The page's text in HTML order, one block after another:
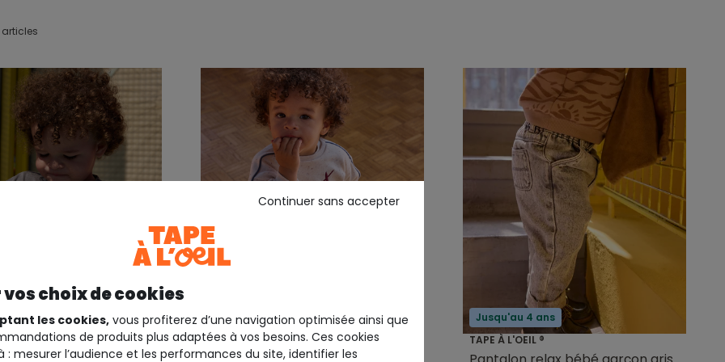
articles
ans
®
TAPE À L'OEIL ®
Jusqu'au 4 ans
TAPE À L'OEIL ®
vos choix de cookies
les cookies, vous profiterez d’une navigation optimisée ainsi que
de produits plus adaptées à vos besoins. Ces cookies
: mesurer l’audience et les performances du site, identifier les
Continuer sans accepter